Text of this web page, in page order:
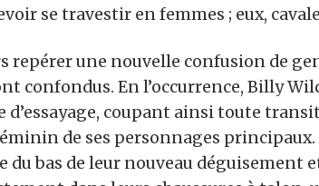
se travestir en femmes ; eux,
repérer une nouvelle confusion de
confondus. En l’occurrence, Billy
d’essayage, coupant ainsi toute
de ses personnages
du bas de leur nouveau déguisement